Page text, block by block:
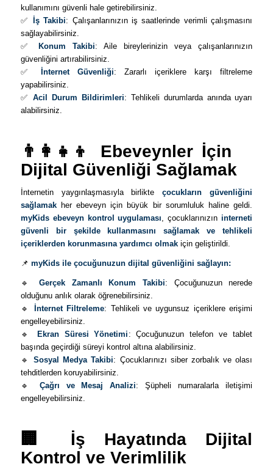
kullanımını güvenli hale getirebilirsiniz.
✅
İş Takibi: Çalışanlarınızın iş saatlerinde verimli çalışmasını
sağlayabilirsiniz.
✅
Konum Takibi: Aile bireylerinizin veya çalışanlarınızın
güvenliğini artırabilirsiniz.
✅
İnternet Güvenliği: Zararlı içeriklere karşı filtreleme
yapabilirsiniz.
✅Acil Durum Bildirimleri: Tehlikeli durumlarda anında uyarı
alabilirsiniz.
👨‍👩‍👧‍👦 Ebeveynler İçin
Dijital Güvenliği Sağlamak
İnternetin yaygınlaşmasıyla birlikteçocukların güvenliğini
sağlamakher ebeveyn için büyük bir sorumluluk haline geldi.
myKids ebeveyn kontrol uygulaması, çocuklarınızıninterneti
güvenli bir şekilde kullanmasını sağlamak ve tehlikeli
içeriklerden korunmasına yardımcı olmakiçin geliştirildi.
📌 myKids ile çocuğunuzun dijital güvenliğini sağlayın:
🔹 Gerçek Zamanlı Konum Takibi: Çocuğunuzun nerede
olduğunu anlık olarak öğrenebilirsiniz.
🔹
İnternet Filtreleme: Tehlikeli ve uygunsuz içeriklere erişimi
engelleyebilirsiniz.
🔹
Ekran Süresi Yönetimi : Çocuğunuzun telefon ve tablet
başında geçirdiği süreyi kontrol altına alabilirsiniz.
🔹 Sosyal Medya Takibi: Çocuklarınızı siber zorbalık ve olası
tehditlerden koruyabilirsiniz.
🔹 Çağrı ve Mesaj Analizi: Şüpheli numaralarla iletişimi
engelleyebilirsiniz.
🏢 İş Hayatında Dijital
Kontrol ve Verimlilik